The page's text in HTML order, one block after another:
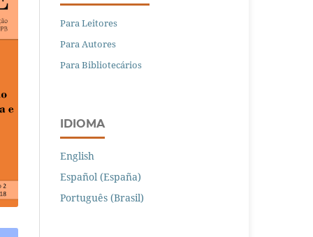
Para Leitores
Para Autores
Para Bibliotecários
IDIOMA
English
Español (España)
Português (Brasil)